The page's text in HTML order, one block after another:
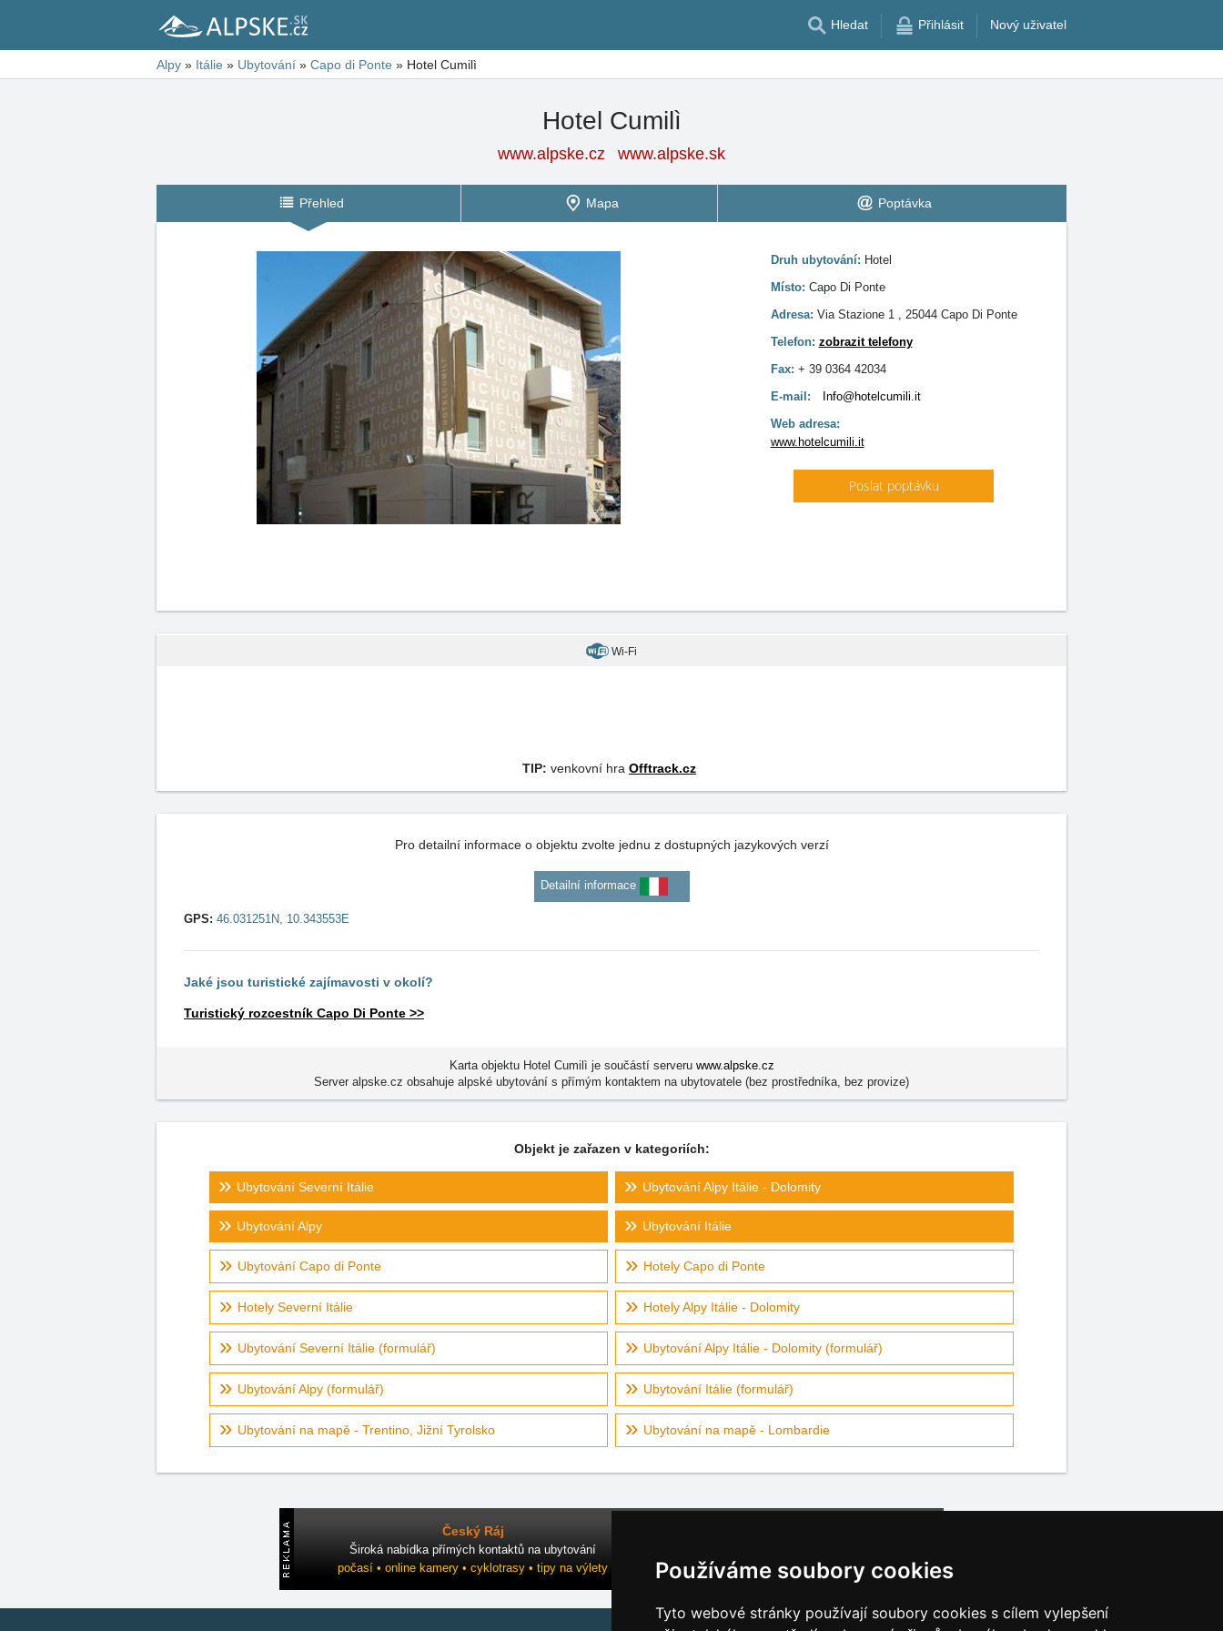
Používáme soubory cookies
Tyto webové stránky používají soubory cookies s cílem vylepšení
Hledat Přihlásit Nový uživatel
Alpy » Itálie » Ubytování » Capo di Ponte » Hotel Cumilì
Hotel Cumilì
www.alpske.cz www.alpske.sk
Přehled Mapa Poptávka
Druh ubytování: Hotel
Místo: Capo Di Ponte
Adresa: Via Stazione 1 , 25044 Capo Di Ponte
Telefon: zobrazit telefony
Fax: + 39 0364 42034
E-mail:
Info@hotelcumili.it
Web adresa:
www.hotelcumili.it
Poslat poptávku
Wi-Fi
TIP: venkovní hra Offtrack.cz
Pro detailní informace o objektu zvolte jednu z dostupných jazykových verzí
Detailní informace
GPS: 46.031251N, 10.343553E
Jaké jsou turistické zajímavosti v okolí?
Turistický rozcestník Capo Di Ponte >>
Karta objektu Hotel Cumilì je součástí serveru www.alpske.cz
Server alpske.cz obsahuje alpské ubytování s přímým kontaktem na ubytovatele (bez prostředníka, bez provize)
Objekt je zařazen v kategoriích:
Ubytování Severní Itálie Ubytování Alpy Itálie - Dolomity
Ubytování Alpy Ubytování Itálie
Ubytování Capo di Ponte Hotely Capo di Ponte
Hotely Severní Itálie Hotely Alpy Itálie - Dolomity
Ubytování Severní Itálie (formulář) Ubytování Alpy Itálie - Dolomity (formulář)
Ubytování Alpy (formulář) Ubytování Itálie (formulář)
Ubytování na mapě - Trentino, Jižní Tyrolsko Ubytování na mapě - Lombardie
Český Ráj
Široká nabídka přímých kontaktů na ubytování
počasí • online kamery • cyklotrasy • tipy na výlety